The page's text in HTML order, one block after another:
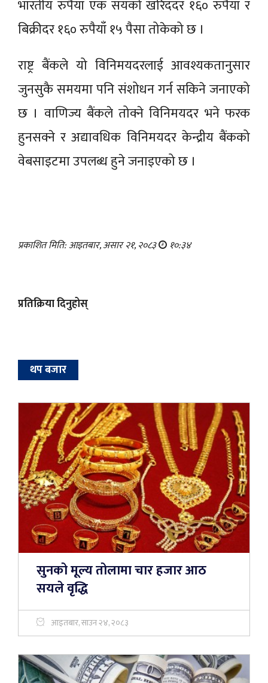
भारतीय रुपैयाँ एक सयको खरिददर १६० रुपैयाँ र
बिक्रीदर १६० रुपैयाँ १५ पैसा तोकेको छ ।
राष्ट्र बैंकले यो विनिमयदरलाई आवश्यकतानुसार
जुनसुकै समयमा पनि संशोधन गर्न सकिने जनाएको
छ । वाणिज्य बैंकले तोक्ने विनिमयदर भने फरक
हुनसक्ने र अद्यावधिक विनिमयदर केन्द्रीय बैंकको
वेबसाइटमा उपलब्ध हुने जनाइएको छ ।
प्रकाशित मिति: आइतबार, असार २१, २०८३ १०:३४
प्रतिक्रिया दिनुहोस्
थप बजार
सुनको मूल्य तोलामा चार हजार आठ
सयले वृद्धि
आइतबार, साउन २४, २०८३